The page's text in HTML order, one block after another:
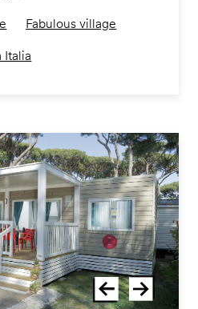
Fabulous village
Italia